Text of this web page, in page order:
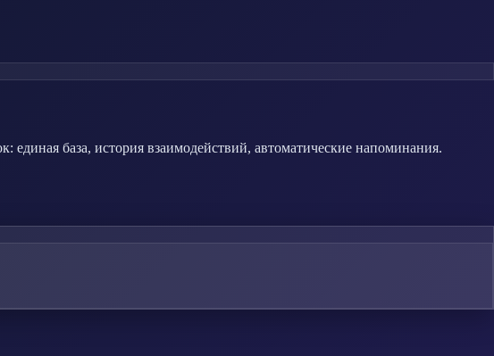
единая база, история взаимодействий, автоматические напоминания.